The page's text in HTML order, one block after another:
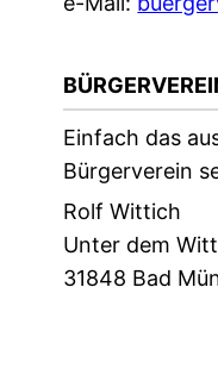
Einfach das
Bürgerverein
Rolf Wittich
Unter dem
31848 Bad